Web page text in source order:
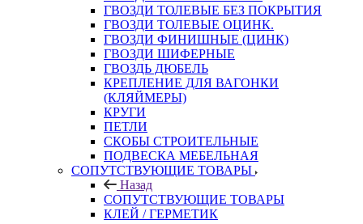
ГВОЗДИ ТОЛЕВЫЕ БЕЗ ПОКРЫТИЯ
ГВОЗДИ ТОЛЕВЫЕ ОЦИНК.
ГВОЗДИ ФИНИШНЫЕ (ЦИНК)
ГВОЗДИ ШИФЕРНЫЕ
ГВОЗДЬ ДЮБЕЛЬ
КРЕПЛЕНИЕ ДЛЯ ВАГОНКИ
(КЛЯЙМЕРЫ)
КРУГИ
ПЕТЛИ
СКОБЫ СТРОИТЕЛЬНЫЕ
ПОДВЕСКА МЕБЕЛЬНАЯ
СОПУТСТВУЮЩИЕ ТОВАРЫ
Назад
СОПУТСТВУЮЩИЕ ТОВАРЫ
КЛЕЙ / ГЕРМЕТИК